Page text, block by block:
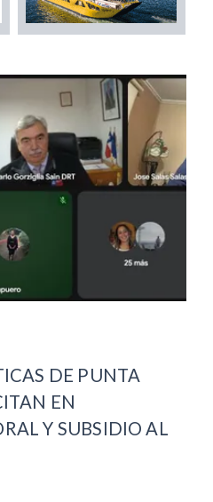
DE PUNTA
EN
Y SUBSIDIO AL